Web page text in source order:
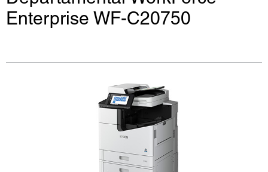
Enterprise WF-C20750